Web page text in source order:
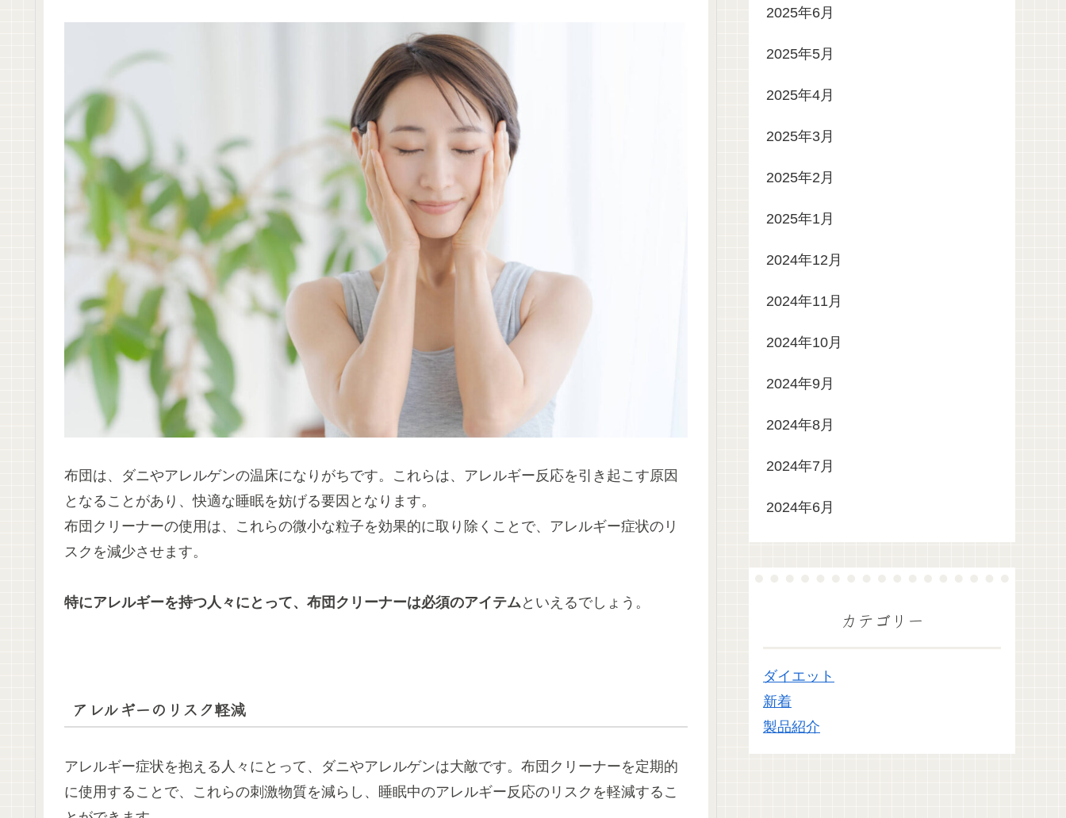
布団は、ダニやアレルゲンの温床になりがちです。これらは、アレルギー反応を引き起こす原因
となることがあり、快適な睡眠を妨げる要因となります。
布団クリーナーの使用は、これらの微小な粒子を効果的に取り除くことで、アレルギー症状のリ
スクを減少させます。
特にアレルギーを持つ人々にとって、布団クリーナーは必須のアイテムといえるでしょう。
アレルギーのリスク軽減
アレルギー症状を抱える人々にとって、ダニやアレルゲンは大敵です。布団クリーナーを定期的
に使用することで、これらの刺激物質を減らし、睡眠中のアレルギー反応のリスクを軽減するこ
2025年6月
2025年5月
2025年4月
2025年3月
2025年2月
2025年1月
2024年12月
2024年11月
2024年10月
2024年9月
2024年8月
2024年7月
2024年6月
カテゴリー
ダイエット
新着
製品紹介